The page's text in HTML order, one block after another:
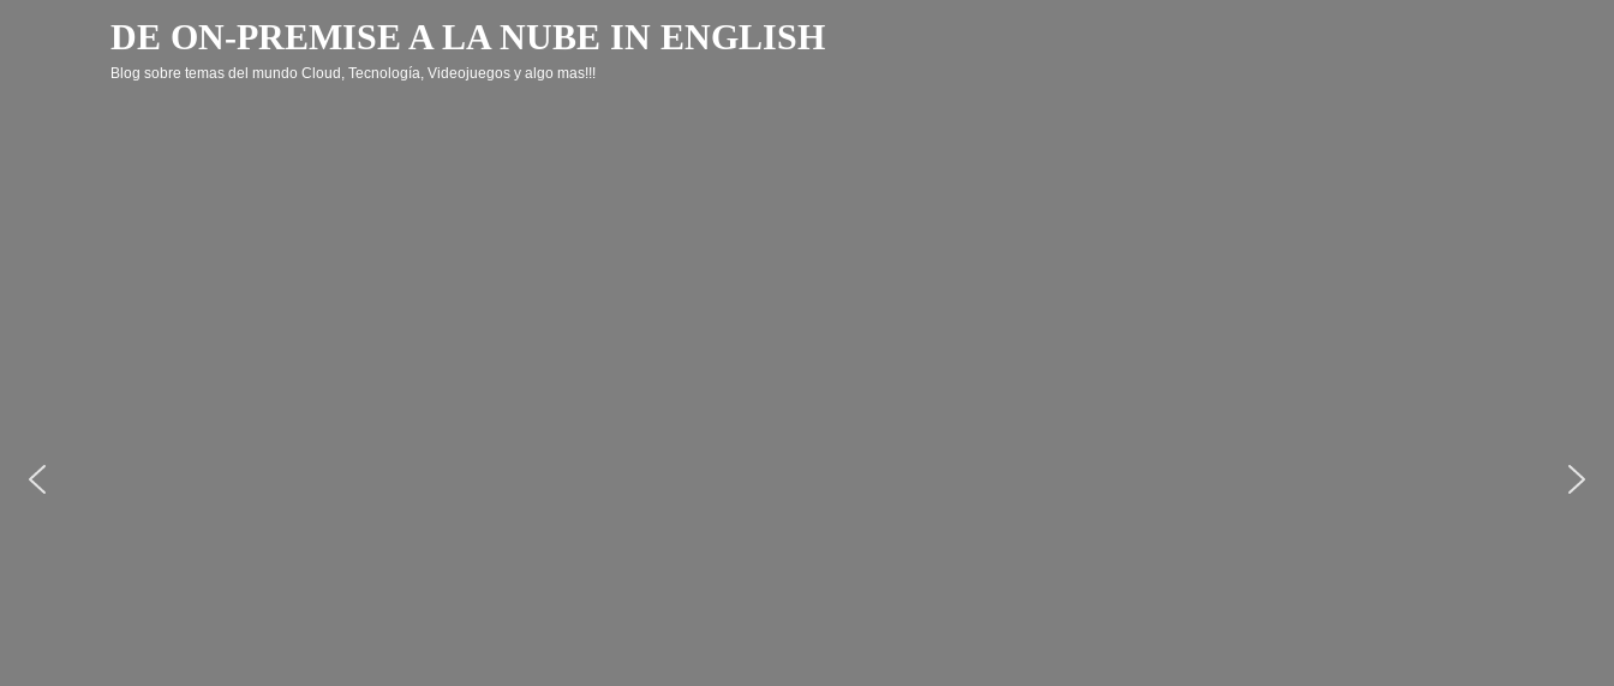
DE ON-PREMISE A LA NUBE IN ENGLISH
Blog sobre temas del mundo Cloud, Tecnología, Videojuegos y algo mas!!!